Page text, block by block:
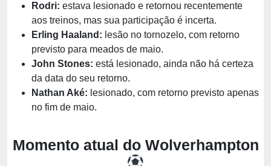
Rodri: estava lesionado e retornou recentemente
aos treinos, mas sua participação é incerta.
Erling Haaland: lesão no tornozelo, com retorno
previsto para meados de maio.
John Stones: está lesionado, ainda não há certeza
da data do seu retorno.
Nathan Aké: lesionado, com retorno previsto apenas
no fim de maio.
Momento atual do Wolverhampton